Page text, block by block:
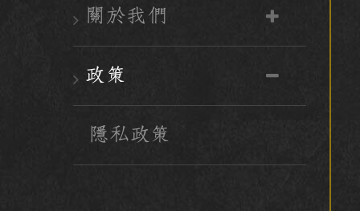
關於我們
政策
隱私政策